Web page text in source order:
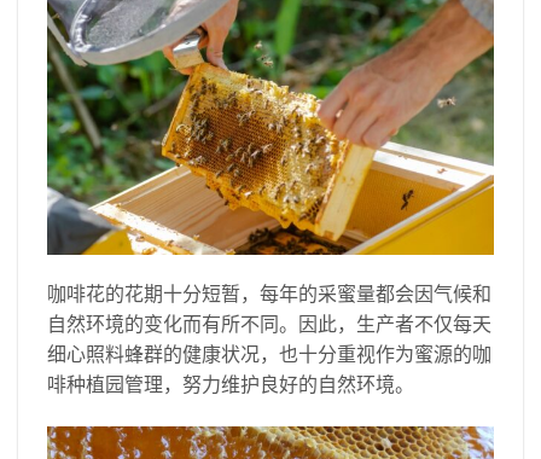
咖啡花的花期十分短暂，每年的采蜜量都会因气候和
自然环境的变化而有所不同。因此，生产者不仅每天
细心照料蜂群的健康状况，也十分重视作为蜜源的咖
啡种植园管理，努力维护良好的自然环境。